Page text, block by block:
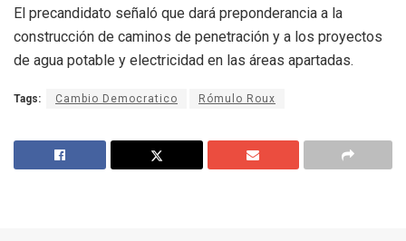
El precandidato señaló que dará preponderancia a la
construcción de caminos de penetración y a los proyectos
de agua potable y electricidad en las áreas apartadas.
Tags: Cambio Democratico Rómulo Roux